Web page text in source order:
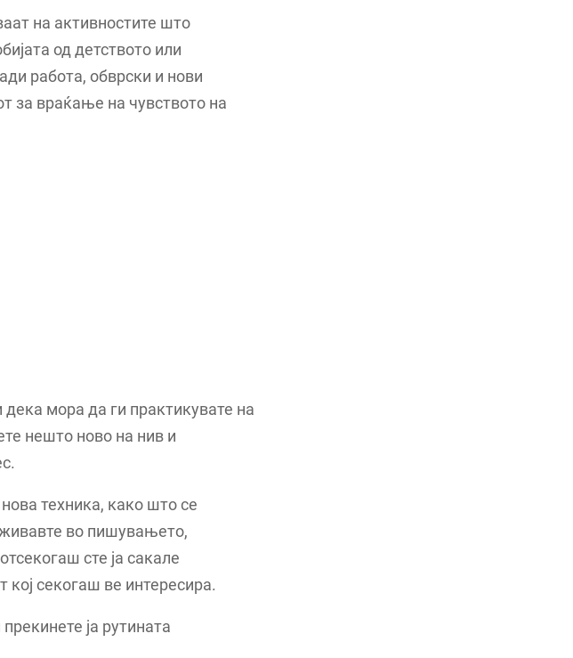
на активностите што
од детството или
работа, обврски и нови
за враќање на чувството на
мора да ги практикувате на
нешто ново на нив и
техника, како што се
во пишувањето,
сте ја сакале
кој секогаш ве интересира.
ја рутината